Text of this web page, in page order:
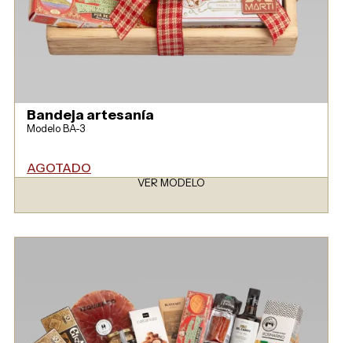
Bandeja artesanía
Modelo BA-3
AGOTADO
VER MODELO